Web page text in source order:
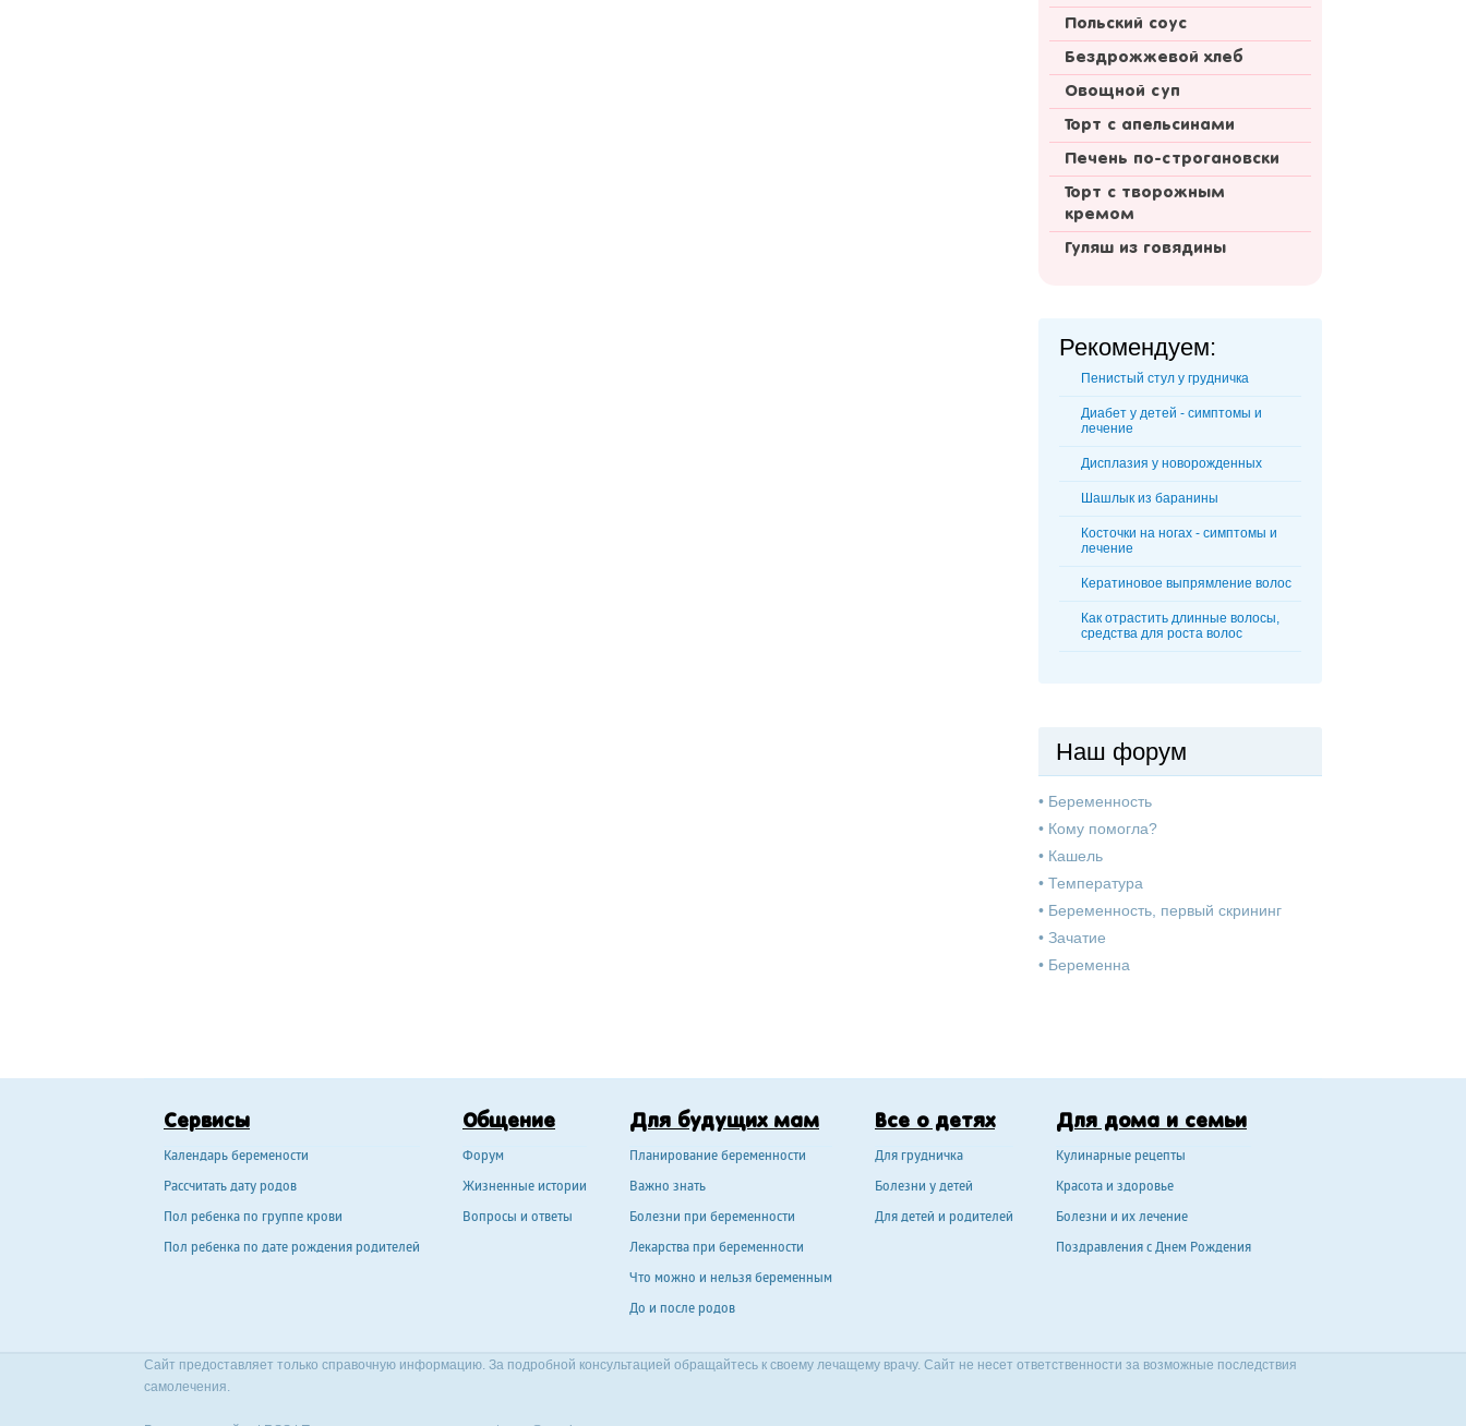
Польский соус
Бездрожжевой хлеб
Овощной суп
Торт с апельсинами
Печень по-строгановски
Торт с творожным
кремом
Гуляш из говядины
Рекомендуем:
Пенистый стул у грудничка
Диабет у детей - симптомы и
лечение
Дисплазия у новорожденных
Шашлык из баранины
Косточки на ногах - симптомы и
лечение
Кератиновое выпрямление волос
Как отрастить длинные волосы,
средства для роста волос
Наш форум
• Беременность
• Кому помогла?
• Кашель
• Температура
• Беременность, первый скрининг
• Зачатие
• Беременна
Сервисы
Календарь беремености
Рассчитать дату родов
Пол ребенка по группе крови
Пол ребенка по дате рождения родителей
Общение
Форум
Жизненные истории
Вопросы и ответы
Для будущих мам
Планирование беременности
Важно знать
Болезни при беременности
Лекарства при беременности
Что можно и нельзя беременным
До и после родов
Все о детях
Для грудничка
Болезни у детей
Для детей и родителей
Для дома и семьи
Кулинарные рецепты
Красота и здоровье
Болезни и их лечение
Поздравления с Днем Рождения
Сайт предоставляет только справочную информацию. За подробной консультацией обращайтесь к своему лечащему врачу. Сайт не несет ответственности за возможные последствия
самолечения.